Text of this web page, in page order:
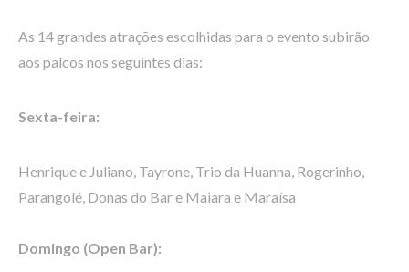
As 14 grandes atrações escolhidas para o evento subirão
aos palcos nos seguintes dias:
Sexta-feira:
Henrique e Juliano, Tayrone, Trio da Huanna, Rogerinho,
Parangolé, Donas do Bar e Maiara e Maraísa
Domingo (Open Bar):